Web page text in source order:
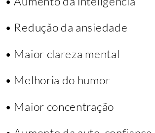
• Redução da ansiedade
• Maior clareza mental
• Melhoria do humor
• Maior concentração